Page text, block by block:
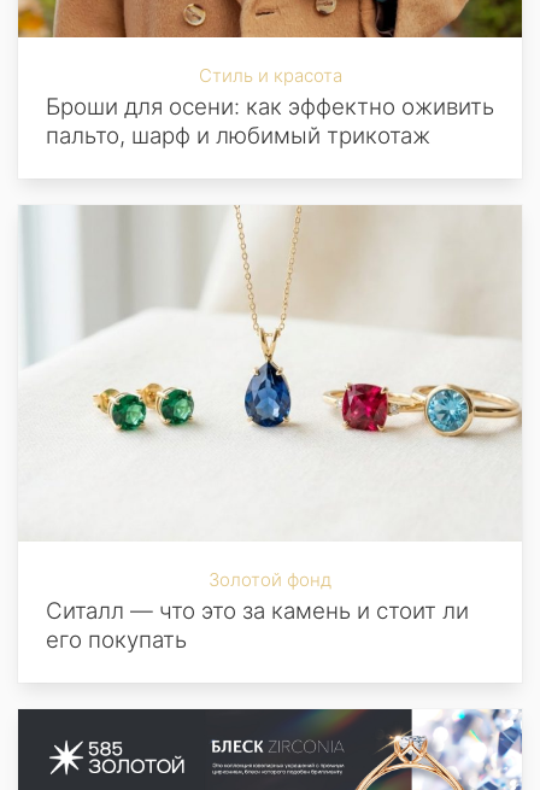
Стиль и красота
Броши для осени: как эффектно оживить
пальто, шарф и любимый трикотаж
Золотой фонд
Ситалл — что это за камень и стоит ли
его покупать